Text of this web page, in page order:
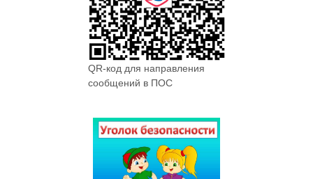
QR-код для направления
сообщений в ПОС